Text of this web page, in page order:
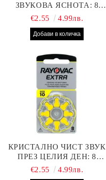
ЗВУКОВА ЯСНОТА: 8
БРОЯ RAYOVAC EXTRA
СЛУХОВ АПАРАТ С
€2.55 4.99лв.
КРИСТАЛНО ЧИСТ ЗВУК
ПРЕЗ ЦЕЛИЯ ДЕН: 8
БРОЯ RAYOVAC EXTRA
€2.55 4.99лв.